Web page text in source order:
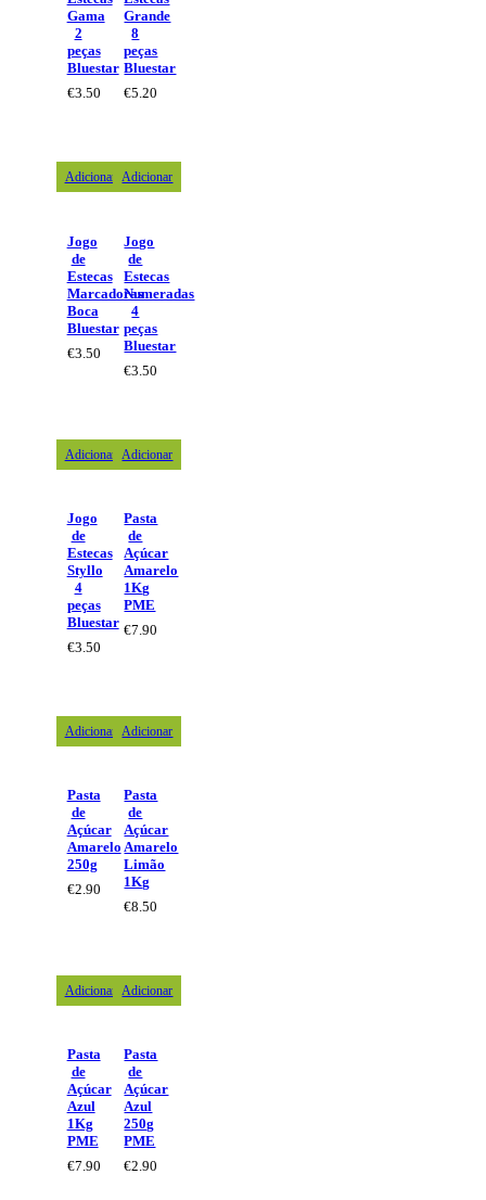
Gama
2
peças
Bluestar
€3.50
Grande
8
peças
Bluestar
€5.20
Adicionar
Jogo
de
Estecas
Marcadoras
Boca
Bluestar
€3.50
Adicionar
Jogo
de
Estecas
Numeradas
4
peças
Bluestar
€3.50
Adicionar
Jogo
de
Estecas
Styllo
4
peças
Bluestar
€3.50
Adicionar
Pasta
de
Açúcar
Amarelo
1Kg
PME
€7.90
Adicionar
Pasta
de
Açúcar
Amarelo
250g
€2.90
Adicionar
Pasta
de
Açúcar
Amarelo
Limão
1Kg
€8.50
Adicionar
Pasta
de
Açúcar
Azul
1Kg
PME
€7.90
Adicionar
Pasta
de
Açúcar
Azul
250g
PME
€2.90